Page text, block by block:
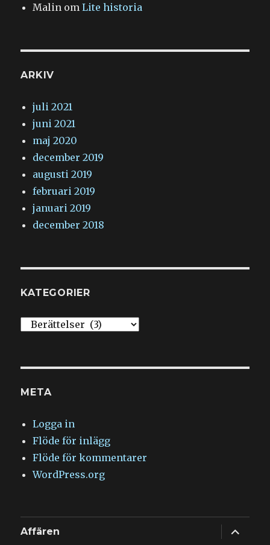
Malin omLite historia
ARKIV
juli 2021
juni 2021
maj 2020
december 2019
augusti 2019
februari 2019
januari 2019
december 2018
KATEGORIER
Kategorier
META
Logga in
Flöde för inlägg
Flöde för kommentarer
WordPress.org
Affären